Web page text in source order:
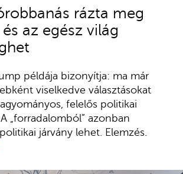
rázta meg
az egész világ
példája bizonyítja: ma már
viselkedve választásokat
felelős politikai
„forradalomból” azonban
járvány lehet. Elemzés.